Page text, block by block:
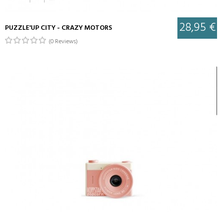
PUZZLE'UP CITY - CRAZY MOTORS 28,95 €
(0 Reviews)